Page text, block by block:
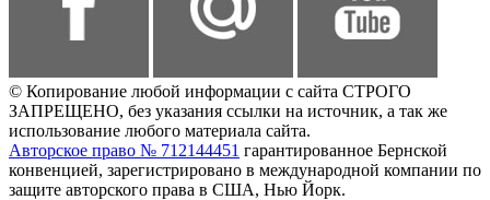
© Копирование любой информации с сайта СТРОГО
ЗАПРЕЩЕНО, без указания ссылки на источник, а так же
использование любого материала сайта.
Авторское право № 712144451 гарантированное Бернской
конвенцией, зарегистрировано в международной компании по
защите авторского права в США, Нью Йорк.